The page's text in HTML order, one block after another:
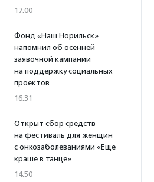
17:00
Фонд «Наш Норильск»
напомнил об осенней
заявочной кампании
на поддержку социальных
проектов
16:31
Открыт сбор средств
на фестиваль для женщин
с онкозаболеваниями «Еще
краше в танце»
14:50